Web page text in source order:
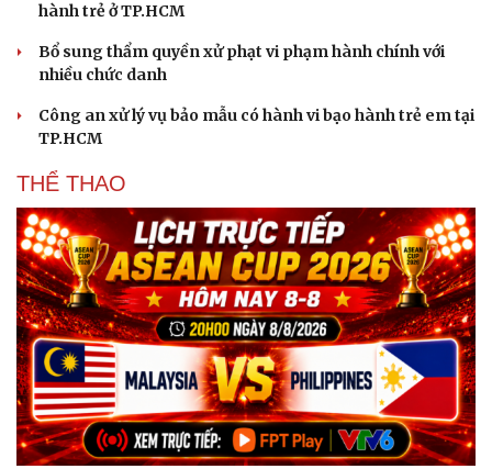
hành trẻ ở TP.HCM
Bổ sung thẩm quyền xử phạt vi phạm hành chính với
nhiều chức danh
Công an xử lý vụ bảo mẫu có hành vi bạo hành trẻ em tại
TP.HCM
THỂ THAO